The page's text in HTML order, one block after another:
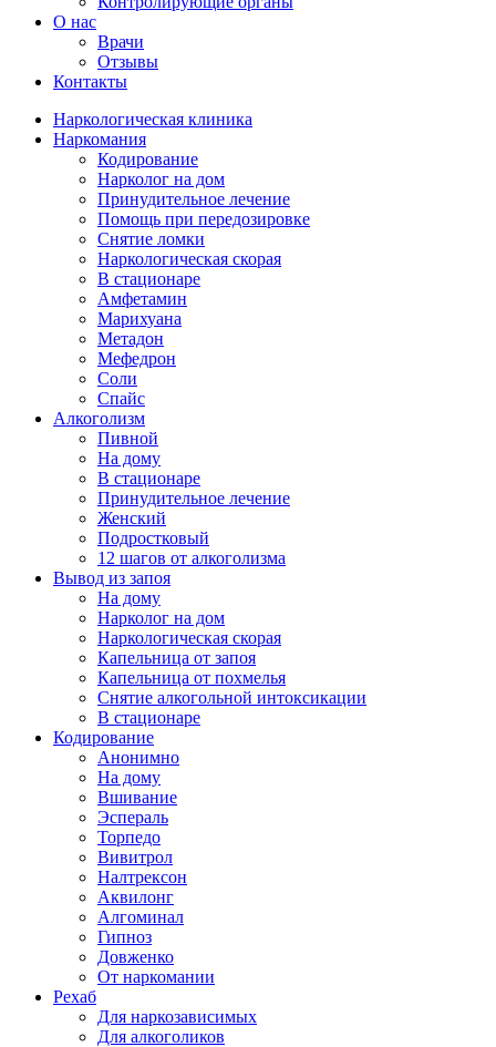
О нас
Врачи
Отзывы
Контакты
Наркологическая клиника
Наркомания
Кодирование
Нарколог на дом
Принудительное лечение
Помощь при передозировке
Снятие ломки
Наркологическая скорая
В стационаре
Амфетамин
Марихуана
Метадон
Мефедрон
Соли
Спайс
Алкоголизм
Пивной
На дому
В стационаре
Принудительное лечение
Женский
Подростковый
12 шагов от алкоголизма
Вывод из запоя
На дому
Нарколог на дом
Наркологическая скорая
Капельница от запоя
Капельница от похмелья
Снятие алкогольной интоксикации
В стационаре
Кодирование
Анонимно
На дому
Вшивание
Эспераль
Торпедо
Вивитрол
Налтрексон
Аквилонг
Алгоминал
Гипноз
Довженко
От наркомании
Рехаб
Для наркозависимых
Для алкоголиков